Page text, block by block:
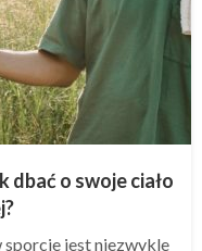
dbać o swoje ciało
jest niezwykle